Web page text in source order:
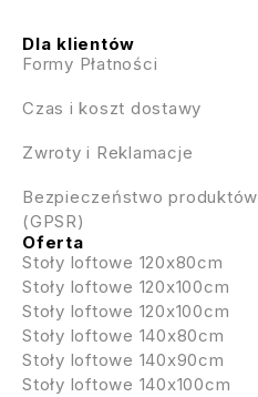
Dla klientów
Formy Płatności
Czas i koszt dostawy
Zwroty i Reklamacje
Bezpieczeństwo produktów
(GPSR)
Oferta
Stoły loftowe 120x80cm
Stoły loftowe 120x100cm
Stoły loftowe 120x100cm
Stoły loftowe 140x80cm
Stoły loftowe 140x90cm
Stoły loftowe 140x100cm